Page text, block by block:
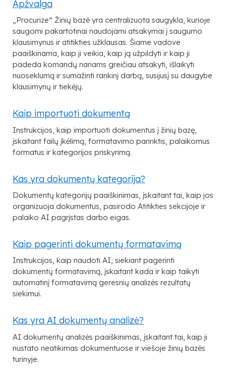
Apžvalga
„Procurize“ Žinių bazė yra centralizuota saugykla, kurioje
saugomi pakartotinai naudojami atsakymai į saugumo
klausimynus ir atitikties užklausas. Šiame vadove
paaiškinama, kaip ji veikia, kaip ją užpildyti ir kaip ji
padeda komandų nariams greičiau atsakyti, išlaikyti
nuoseklumą ir sumažinti rankinį darbą, susijusį su daugybe
klausimynų ir tiekėjų.
Kaip importuoti dokumentą
Instrukcijos, kaip importuoti dokumentus į žinių bazę,
įskaitant failų įkėlimą, formatavimo parinktis, palaikomus
formatus ir kategorijos priskyrimą.
Kas yra dokumentų kategorija?
Dokumentų kategorijų paaiškinimas, įskaitant tai, kaip jos
organizuoja dokumentus, pasirodo Atitikties sekcijoje ir
palaiko AI pagrįstas darbo eigas.
Kaip pagerinti dokumentų formatavimą
Instrukcijos, kaip naudoti AI, siekiant pagerinti
dokumentų formatavimą, įskaitant kada ir kaip taikyti
automatinį formatavimą geresnių analizės rezultatų
siekimui.
Kas yra AI dokumentų analizė?
AI dokumentų analizės paaiškinimas, įskaitant tai, kaip ji
nustato neatikimas dokumentuose ir viešoje žinių bazės
turinyje.